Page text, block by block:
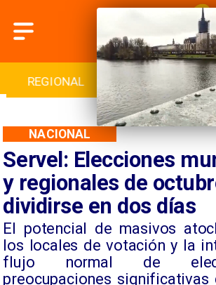
INTERNACIONAL DEPORTES
Servel: Elecciones
y regionales de
dividirse en dos días
​​El potencial de masivos
los locales de votación y la
flujo normal de
preocupaciones
NACIONAL